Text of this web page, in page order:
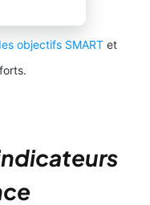
objectifs SMARTet